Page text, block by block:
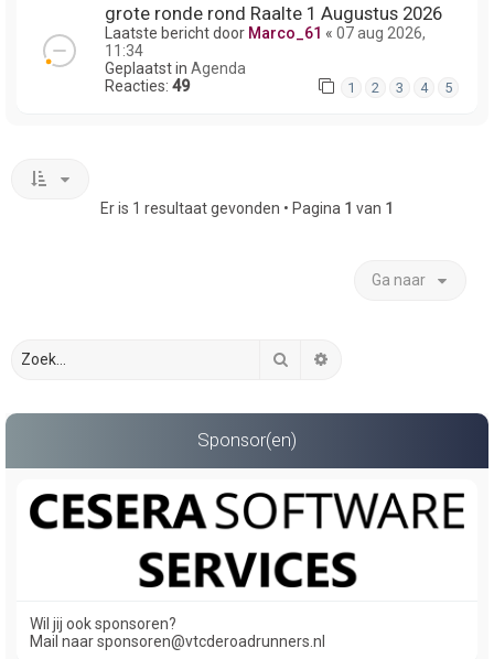
grote ronde rond Raalte 1 Augustus 2026
Laatste bericht door Marco_61 « 07 aug 2026,
11:34
Geplaatst in Agenda
Reacties: 49 1 2 3 4 5
Er is 1 resultaat gevonden • Pagina 1 van 1
Ga naar
Zoek
Sponsor(en)
Wil jij ook sponsoren?
Mail naar sponsoren@vtcderoadrunners.nl